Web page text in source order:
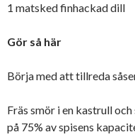
1 matsked finhackad dill
Gör så här
Börja med att tillreda
Fräs smör i en kastrull
på 75% av spisens